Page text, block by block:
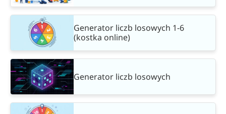
Generator liczb losowych 1-6
(kostka online)
Generator liczb losowych